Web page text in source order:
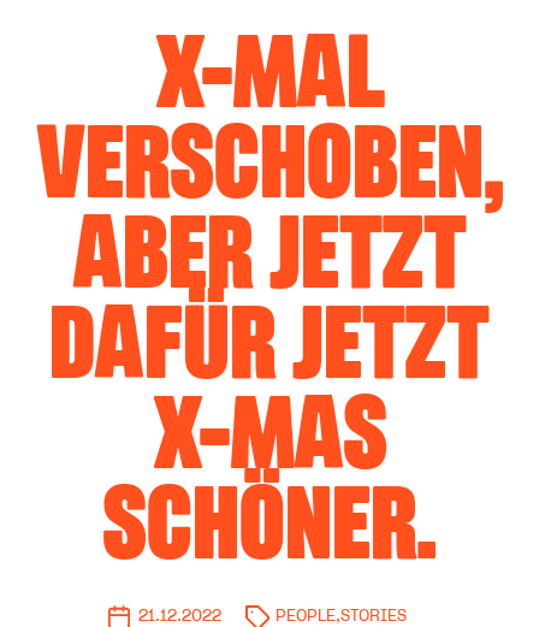
X-MAL
VERSCHOBEN,
ABER JETZT
DAFÜR JETZT
X-MAS
SCHÖNER.
21.12.2022 PEOPLE,STORIES